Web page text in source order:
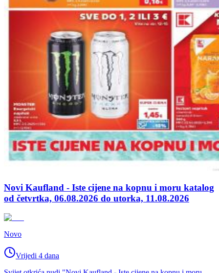
Novi Kaufland - Iste cijene na kopnu i moru katalog
od četvrtka, 06.08.2026 do utorka, 11.08.2026
Novo
Vrijedi 4 dana